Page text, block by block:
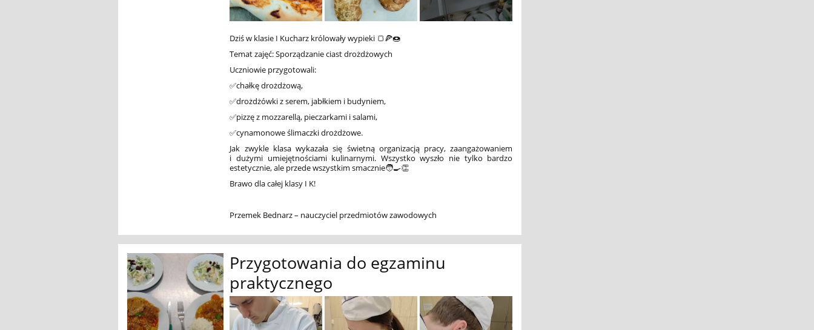
Dziś w klasie I Kucharz królowały wypieki 🍞🍕🍩
Temat zajęć: Sporządzanie ciast drożdżowych
Uczniowie przygotowali:
✅chałkę drożdżową,
✅drożdżówki z serem, jabłkiem i budyniem,
✅pizzę z mozzarellą, pieczarkami i salami,
✅cynamonowe ślimaczki drożdżowe.
Jak zwykle klasa wykazała się świetną organizacją pracy, zaangażowaniem
i dużymi umiejętnościami kulinarnymi. Wszystko wyszło nie tylko bardzo
estetycznie, ale przede wszystkim smacznie🧑‍🍳👏
Brawo dla całej klasy I K!
Przemek Bednarz – nauczyciel przedmiotów zawodowych
Przygotowania do egzaminu
praktycznego